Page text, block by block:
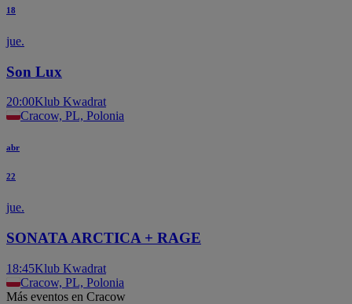
18
jue.
Son Lux
20:00Klub Kwadrat
Cracow, PL, Polonia
abr
22
jue.
SONATA ARCTICA + RAGE
18:45Klub Kwadrat
Cracow, PL, Polonia
Más eventos en Cracow